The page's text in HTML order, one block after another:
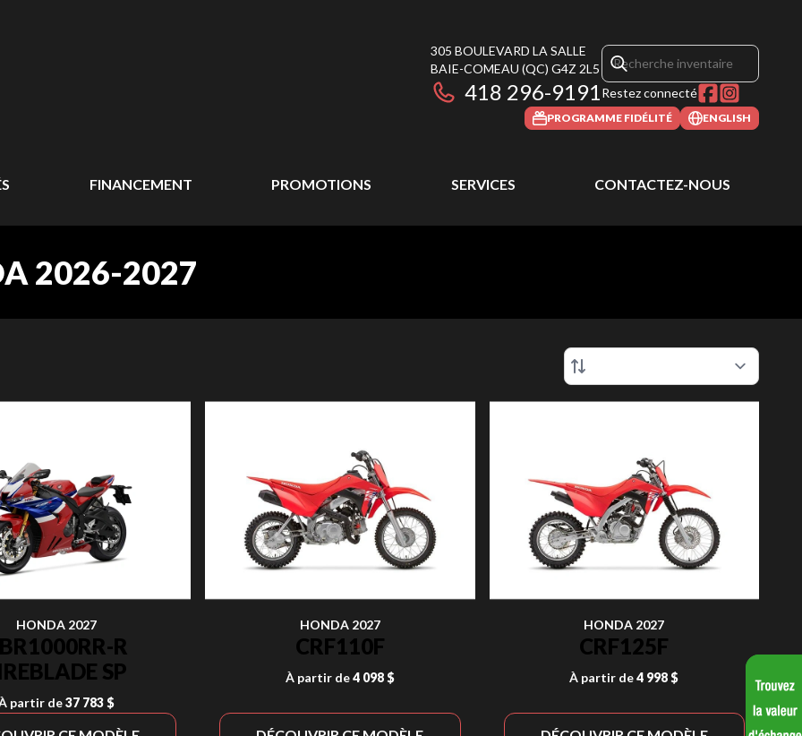
305 BOULEVARD LA SALLE
BAIE-COMEAU (QC) G4Z 2L5
418 296-9191Restez connecté
PROGRAMME FIDÉLITÉ ENGLISH
FINANCEMENT PROMOTIONS SERVICES CONTACTEZ-NOUS
2026-2027
HONDA 2027
R
SP
partir de37 783 $
HONDA 2027
CRF110F
À partir de4 098 $
HONDA 2027
CRF125F
À partir de4 998 $